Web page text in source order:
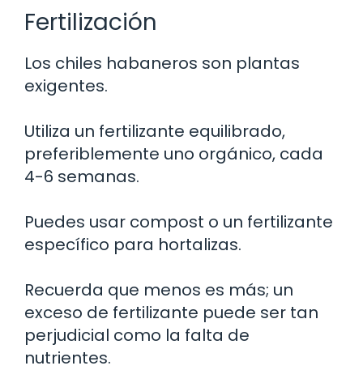
Fertilización
Los chiles habaneros son plantas
exigentes.
Utiliza un fertilizante equilibrado,
preferiblemente uno orgánico, cada
4-6 semanas.
Puedes usar compost o un fertilizante
específico para hortalizas.
Recuerda que menos es más; un
exceso de fertilizante puede ser tan
perjudicial como la falta de
nutrientes.